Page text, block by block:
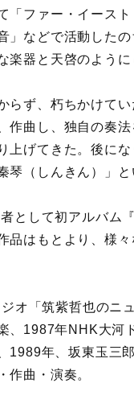
「ファー・イースト
」などで活動した
楽器と天啓のように
らず、朽ちかけて
作曲し、独自の奏法
上げてきた。後にな
琴（しんきん）」と
として初アルバム
品はもとより、様
オ「筑紫哲也のニ
、1987年NHK大河
1989年、坂東玉三
作曲・演奏。